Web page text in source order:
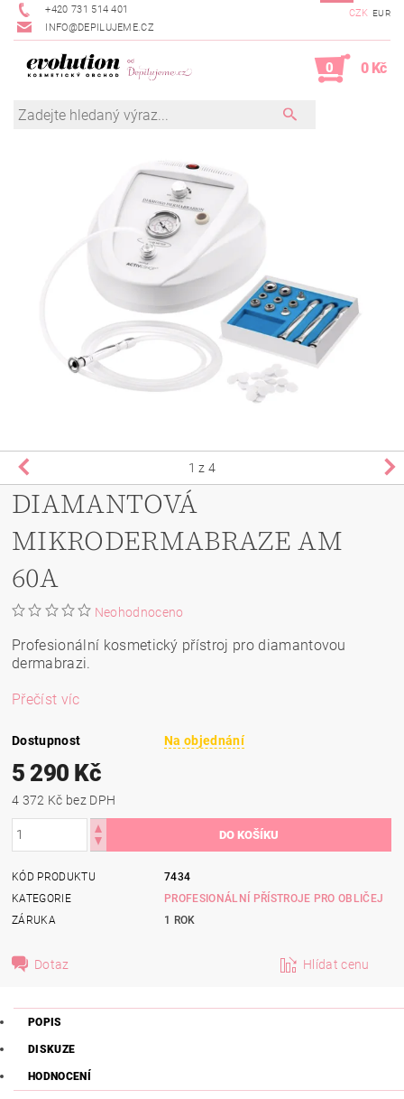
+420 731 514 401
INFO@DEPILUJEME.CZ
CZK EUR
0 0 Kč
1 z 4
DIAMANTOVÁ
MIKRODERMABRAZE AM
60A
Neohodnoceno
Profesionální kosmetický přístroj pro diamantovou
dermabrazi.
Přečíst víc
Dostupnost Na objednání
5 290 Kč
4 372 Kč bez DPH
KÓD PRODUKTU
7434
KATEGORIE
PROFESIONÁLNÍ PŘÍSTROJE PRO OBLIČEJ
ZÁRUKA
1 ROK
Dotaz Hlídat cenu
POPIS
DISKUZE
HODNOCENÍ